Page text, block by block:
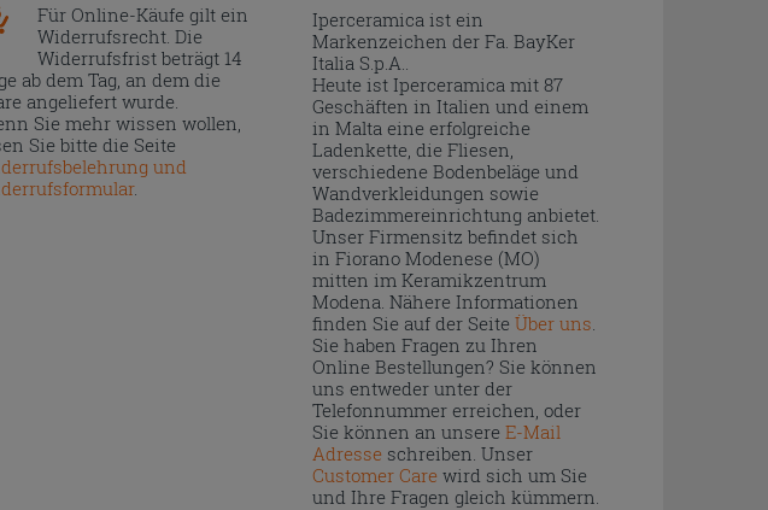
Für Online-Käufe gilt ein
Widerrufsrecht. Die
Widerrufsfrist beträgt 14
ab dem Tag, an dem die
angeliefert wurde.
Sie mehr wissen wollen,
Sie bitte die Seite
und
.
Iperceramica ist ein
Markenzeichen der Fa. BayKer
Italia S.p.A..
Heute ist Iperceramica mit 87
Geschäften in Italien und einem
in Malta eine erfolgreiche
Ladenkette, die Fliesen,
verschiedene Bodenbeläge und
Wandverkleidungen sowie
Badezimmereinrichtung anbietet.
Unser Firmensitz befindet sich
in Fiorano Modenese (MO)
mitten im Keramikzentrum
Modena. Nähere Informationen
finden Sie auf der Seite Über uns
Sie haben Fragen zu Ihren
Online Bestellungen? Sie können
uns entweder unter der
Telefonnummer erreichen, oder
Sie können an unsere E-Mail
Adresseschreiben. Unser
Customer Carewird sich um Sie
und Ihre Fragen gleich kümmern.